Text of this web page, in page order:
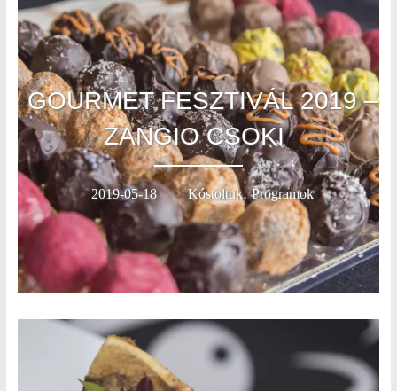
GOURMET FESZTIVÁL 2019 –
ZANGIO CSOKI
2019-05-18 Kóstoltuk,Programok